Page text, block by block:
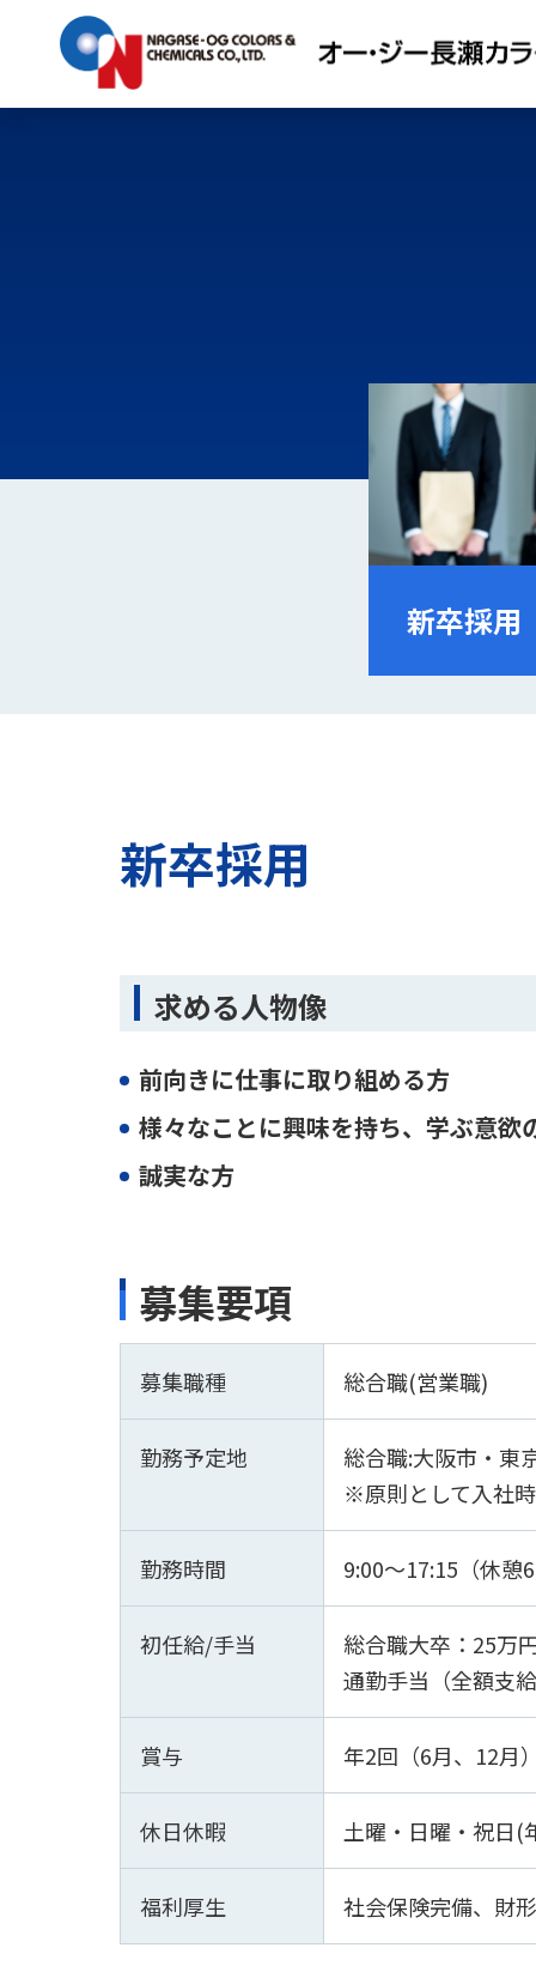
新卒採用
新卒採用
求める人物像
前向きに仕事に取り組める方
様々なことに興味を持ち、学ぶ意欲
誠実な方
募集要項
募集職種 総合職(営業職)
勤務予定地
総合職:大阪市・東
※原則として入社
勤務時間 9:00～17:15（休憩
初任給/手当
総合職大卒：25万
通勤手当（全額支
賞与 年2回（6月、12月
休日休暇 土曜・日曜・祝日(
福利厚生 社会保険完備、財